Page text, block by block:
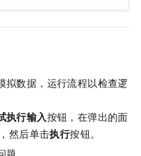
拟数据，运行流程以检查逻
执行输入按钮，在弹出的面
然后单击执行按钮。
。